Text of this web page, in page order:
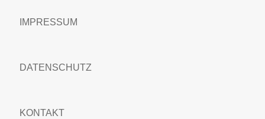
IMPRESSUM
DATENSCHUTZ
KONTAKT